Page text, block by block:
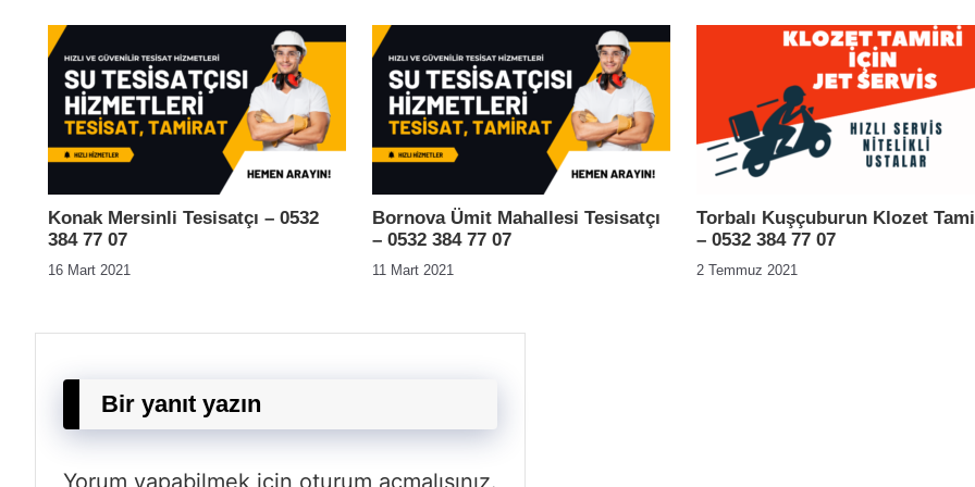
Konak Mersinli Tesisatçı – 0532
384 77 07
16 Mart 2021
Bornova Ümit Mahallesi Tesisatçı
– 0532 384 77 07
11 Mart 2021
Torbalı Kuşçuburun Klozet
– 0532 384 77 07
2 Temmuz 2021
Bir yanıt yazın
Yorum yapabilmek için oturum açmalısınız.